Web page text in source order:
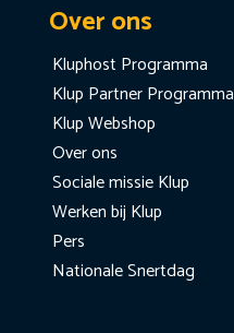
Over ons
Kluphost Programma
Klup Partner Programma
Klup Webshop
Over ons
Sociale missie Klup
Werken bij Klup
Pers
Nationale Snertdag